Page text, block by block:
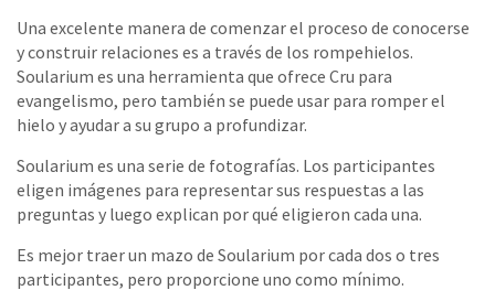
Una excelente manera de comenzar el proceso de conocerse
y construir relaciones es a través de los rompehielos.
Soularium es una herramienta que ofrece Cru para
evangelismo, pero también se puede usar para romper el
hielo y ayudar a su grupo a profundizar.
Soularium es una serie de fotografías. Los participantes
eligen imágenes para representar sus respuestas a las
preguntas y luego explican por qué eligieron cada una.
Es mejor traer un mazo de Soularium por cada dos o tres
participantes, pero proporcione uno como mínimo.